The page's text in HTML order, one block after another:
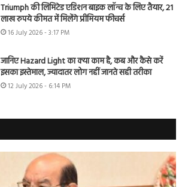
Triumph की लिमिटेड एडिशन बाइक लॉन्च के लिए तैयार, 21
लाख रुपये कीमत में मिलेंगे प्रीमियम फीचर्स
16 July 2026 - 3:17 PM
जानिए Hazard Light का क्या काम है, कब और कैसे करें
इसका इस्तेमाल, ज्यादातर लोग नहीं जानते सही तरीका
12 July 2026 - 6:14 PM